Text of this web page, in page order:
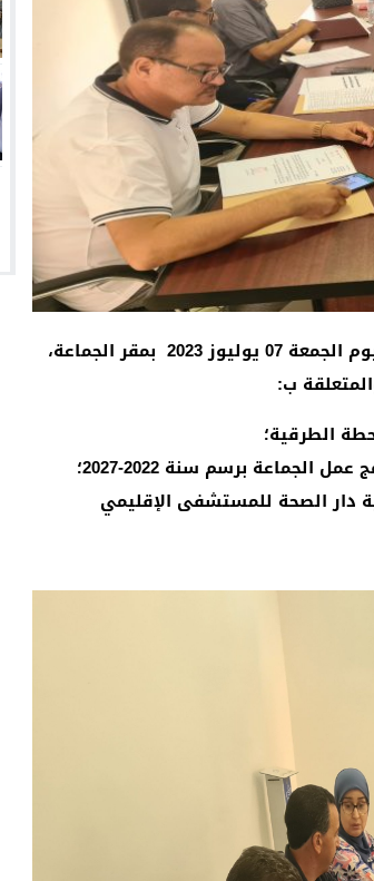
لجنة الميزانية والشؤون المالية والبرمجة اجتماع لها صباح اليوم الجمعة 07 يوليوز 2023 بمقر الجماعة،
ب:
دار الصحة للمستشفى الإقليمي